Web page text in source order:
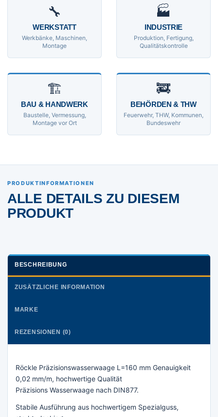
🔧
WERKSTATT
Werkbänke, Maschinen,
Montage
🏭
INDUSTRIE
Produktion, Fertigung,
Qualitätskontrolle
🏗
BAU & HANDWERK
Baustelle, Vermessung,
Montage vor Ort
🚒
BEHÖRDEN & THW
Feuerwehr, THW, Kommunen,
Bundeswehr
PRODUKTINFORMATIONEN
ALLE DETAILS ZU DIESEM
PRODUKT
BESCHREIBUNG
ZUSÄTZLICHE INFORMATION
MARKE
REZENSIONEN (0)
Röckle Präzisionswasserwaage L=160 mm Genauigkeit
0,02 mm/m, hochwertige Qualität
Präzisions Wasserwaage nach DIN877.
Stabile Ausführung aus hochwertigem Spezialguss,